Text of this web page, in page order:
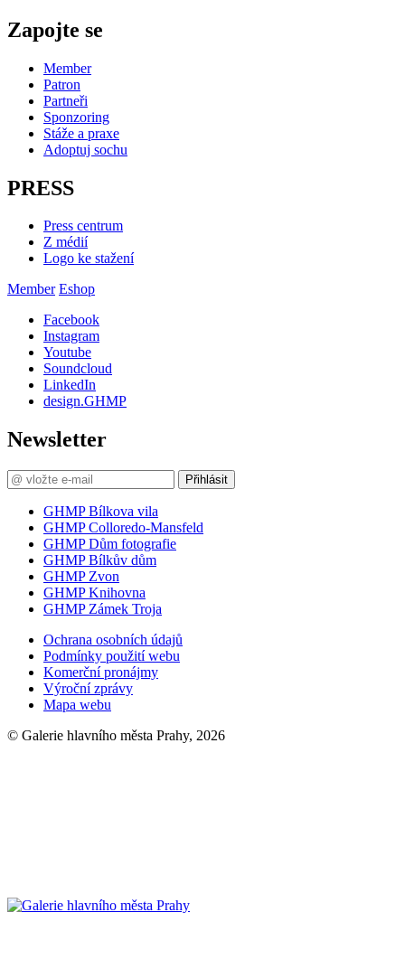
Zapojte se
Member
Patron
Partneři
Sponzoring
Stáže a praxe
Adoptuj sochu
PRESS
Press centrum
Z médií
Logo ke stažení
Member Eshop
Facebook
Instagram
Youtube
Soundcloud
LinkedIn
design.GHMP
Newsletter
Přihlásit
GHMP Bílkova vila
GHMP Colloredo-Mansfeld
GHMP Dům fotografie
GHMP Bílkův dům
GHMP Zvon
GHMP Knihovna
GHMP Zámek Troja
Ochrana osobních údajů
Podmínky použití webu
Komerční pronájmy
Výroční zprávy
Mapa webu
© Galerie hlavního města Prahy, 2026